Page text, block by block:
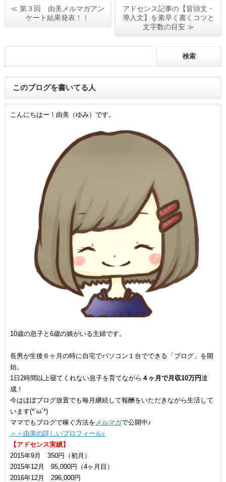
≪ 第３回 由美メルマガアン
ケート結果発表！！
アドセンス記事の【冒頭文・
導入文】を素早く書くコツと
文字数の目安 ≫
このブログを書いてる人
こんにちはー！由美（ゆみ）です。
10歳の息子と6歳の娘がいる主婦です。
長男が生後６ヶ月の時に自宅でパソコン１台でできる「ブログ」を開
始。
1日2時間以上寝てくれない息子を育てながら ４ヶ月で月収10万円達
成！
今はほぼブログ放置でも毎月継続して報酬をいただきながら生活して
います(*´ω`*)
ママでもブログで稼ぐ方法を メルマガで公開中♪
＞＞由美の詳しいプロフィール♪
【アドセンス実績】
2015年9月 350円（初月）
2015年12月 95,000円（4ヶ月目）
2016年12月 296,000円